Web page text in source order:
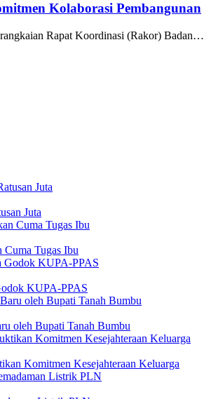
Kolaborasi Pembangunan
Rapat Koordinasi (Rakor) Badan…
Juta
Cuma Tugas Ibu
KUPA-PPAS
oleh Bupati Tanah Bumbu
Komitmen Kesejahteraan Keluarga